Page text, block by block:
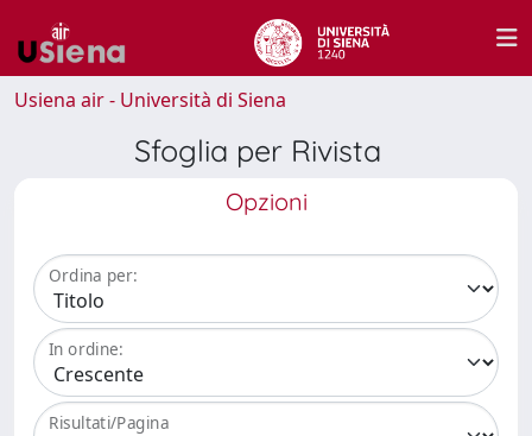
Usiena air - Università di Siena
Sfoglia per Rivista
Opzioni
Ordina per:
In ordine:
Risultati/Pagina